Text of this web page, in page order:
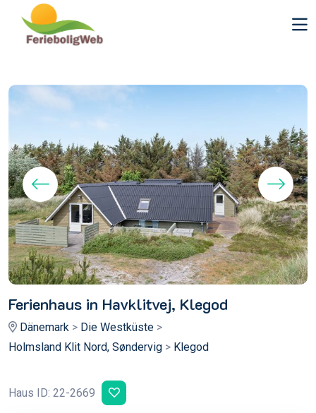
Ferienhaus in Havklitvej, Klegod
Dänemark > Die Westküste >
Holmsland Klit Nord, Søndervig > Klegod
Haus ID: 22-2669